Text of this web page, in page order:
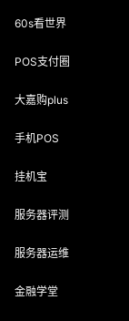
60s看世界
POS支付圈
大嘉购plus
手机POS
挂机宝
服务器评测
服务器运维
金融学堂